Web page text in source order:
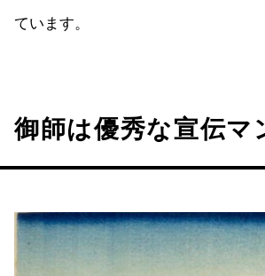
ています。
御師は優秀な宣伝マ